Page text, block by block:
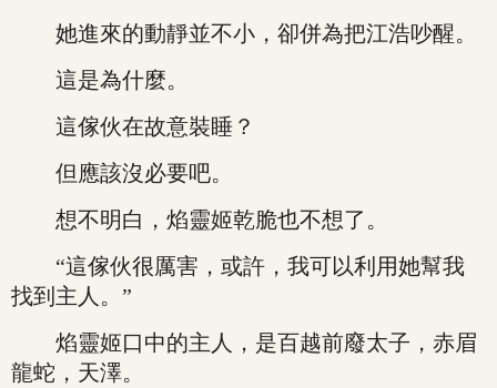
她進來的動靜並不小，卻併為把江浩吵醒。
這是為什麼。
這傢伙在故意裝睡？
但應該沒必要吧。
想不明白，焰靈姬乾脆也不想了。
“這傢伙很厲害，或許，我可以利用她幫我
找到主人。”
焰靈姬口中的主人，是百越前廢太子，赤眉
龍蛇，天澤。